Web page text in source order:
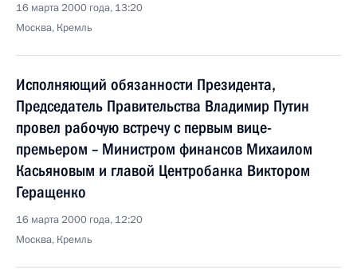
16 марта 2000 года, 13:20
Москва, Кремль
Исполняющий обязанности Президента,
Председатель Правительства Владимир Путин
провел рабочую встречу с первым вице-
премьером – Министром финансов Михаилом
Касьяновым и главой Центробанка Виктором
Геращенко
16 марта 2000 года, 12:20
Москва, Кремль